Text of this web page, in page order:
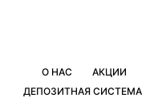
О НАС АКЦИИ
ДЕПОЗИТНАЯ СИСТЕМА